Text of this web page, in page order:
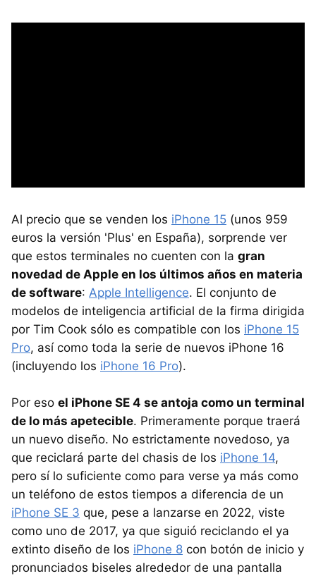
Al precio que se venden los iPhone 15 (unos 959
euros la versión 'Plus' en España), sorprende ver
que estos terminales no cuenten con la gran
novedad de Apple en los últimos años en materia
de software: Apple Intelligence. El conjunto de
modelos de inteligencia artificial de la firma dirigida
por Tim Cook sólo es compatible con los iPhone 15
Pro, así como toda la serie de nuevos iPhone 16
(incluyendo los iPhone 16 Pro).
Por eso el iPhone SE 4 se antoja como un terminal
de lo más apetecible. Primeramente porque traerá
un nuevo diseño. No estrictamente novedoso, ya
que reciclará parte del chasis de los iPhone 14,
pero sí lo suficiente como para verse ya más como
un teléfono de estos tiempos a diferencia de un
iPhone SE 3 que, pese a lanzarse en 2022, viste
como uno de 2017, ya que siguió reciclando el ya
extinto diseño de los iPhone 8 con botón de inicio y
pronunciados biseles alrededor de una pantalla